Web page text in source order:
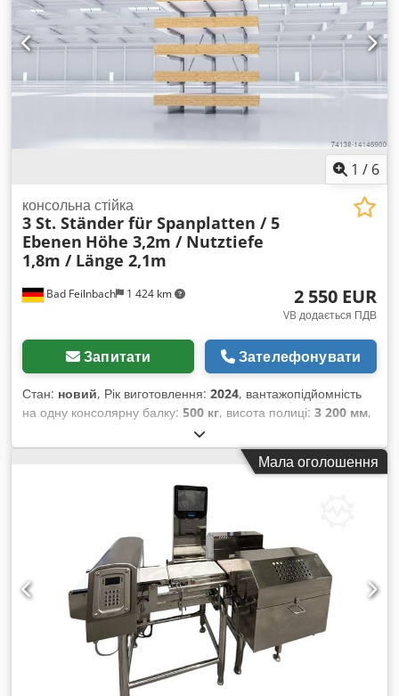
1 / 6
Bad Feilnbach 1 424 km
консольна стійка
3 St. Ständer für Spanplatten / 5
Ebenen Höhe 3,2m / Nutztiefe
1,8m / Länge 2,1m
2 550 EUR
VB додається ПДВ
Запитати Зателефонувати
Стан: новий, Рік виготовлення: 2024, вантажопідйомність
на одну консолярну балку: 500 кг, висота полиці: 3 200 мм,
, загальна висота:
міжосьова відстань:1 000 мм, вантажопідйомність на стенд:
, Консольний стелаж у вогнезахищеному
(гарячеоцинкованому) виконанні: Комплект поставки: - 3
стійки стелажа висотою 3,2 м з опорою 1,8 м корисної
глибини (2 м загальної глибини) - 12 консолей з корисною
глибиною 1,8 м (для плит із ДСП глибиною приблизно 2,1 м)
- Поздовжні та діагональні розкоси для довжини стелажа 4
м (відстань 1,3 м) - Кріпильний матеріал (болти, гайки і
шайби) Чиста ціна: 2 490,00 € без ПДВ Докладний опис: -
Міцна сталева конструкція з IPE-профілів (болтове
з’єднання) - Висота стелажа 3 200 мм - Вантажопідйомність
на стійку — 2 500 кг - Опори та консолі з корисною
глибиною 1 800 мм - (Для плит із ДСП глибиною 2 100 мм) -
Мала оголошення